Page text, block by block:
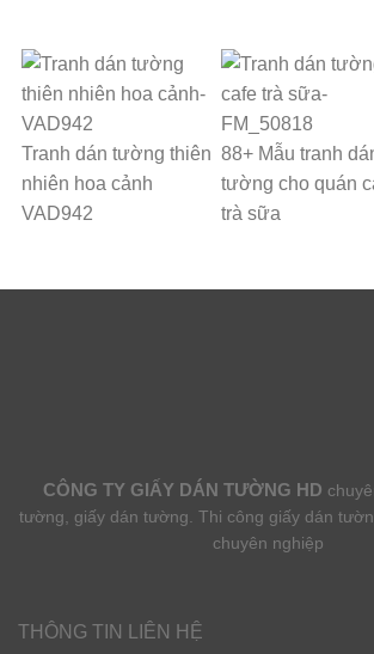
Tranh dán tường thiên
nhiên hoa cảnh
VAD942
88+ Mẫu tranh
tường cho quán
trà sữa
CÔNG TY GIẤY DÁN TƯỜNG HD
tường, giấy dán tường. Thi công giấy dán
chuyên nghiệp
THÔNG TIN LIÊN HỆ